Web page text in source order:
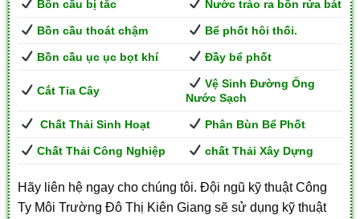
Bồn cầu bị tắc Nước trào ra bồn rửa bát
Bồn cầu thoát chậm Bể phốt hôi thối.
Bồn cầu ục ục bọt khí Đầy bể phốt
Cắt Tỉa Cây
Vệ Sinh Đường Ống
Nước Sạch
Chất Thải Sinh Hoạt Phân Bùn Bể Phốt
Chất Thải Công Nghiệp chất Thải Xây Dựng
Hãy liên hệ ngay cho chúng tôi. Đội ngũ kỹ thuật Công
Ty Môi Trường Đô Thị Kiên Giang sẽ sử dụng kỹ thuật